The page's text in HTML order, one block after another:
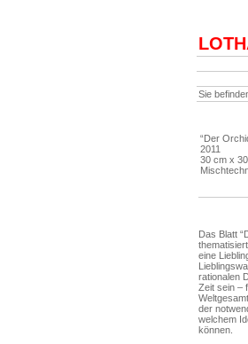
Sie
“Der
2011
30 cm x
Das Blatt
eine
rationalen
Zeit sein –
der
welchem
können.